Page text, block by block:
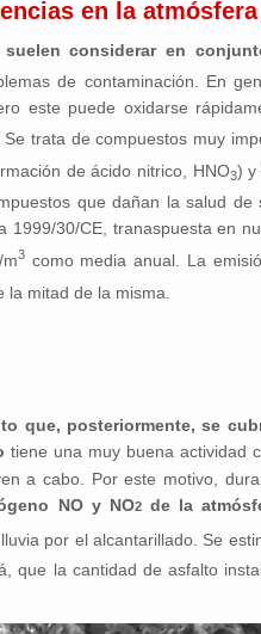
en la atmósfera
considerar en
de contaminación. En
este puede oxidarse
trata de compuestos muy
de ácido nitrico, HNO3) y
que dañan la salud
30/CE, tranaspuesta en
3como media anual. La
mitad de la misma.
que, posteriormente, se
tiene una muy buena actividad
a cabo. Por este motivo,
NO y NO2de la
por el alcantarillado. Se
que la cantidad de asfalto